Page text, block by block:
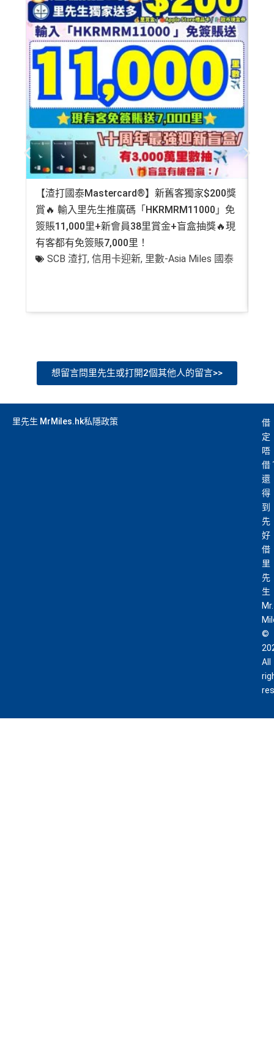
【渣打國泰Mastercard®】新舊客獨家$200獎
賞🔥 輸入里先生推廣碼「HKRMRM11000」免
簽賬11,000里+新會員38里賞金+盲盒抽獎🔥現
有客都有免簽賬7,000里！
SCB 渣打,信用卡迎新, 里數-Asia Miles 國泰
想留言問里先生或打開2個其他人的留言>>
里先生 MrMiles.hk私隱政策
借
定
唔
借
還
得
到
先
好
借
里
先
生
Mr.
©
All